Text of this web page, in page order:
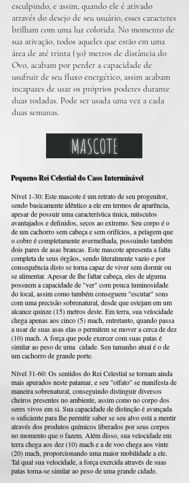
esculpindo, e assim, quando ele é ativado
através do desejo de seu usuário, esses caracteres
brilham com uma luz colorida. No momento de
sua ativação, todos aqueles que estão em uma
área de até trinta (30) metros de distância do
Ovo, acabam por perder a capacidade de
usufruir de seu fluxo energético, assim acabam
incapazes de usar os próprios poderes durante
duas rodadas. Pode ser usada uma vez a cada
duas semanas.
MASCOTE
Pequeno Rei Celestial do Caos Interminável
Nível 1-30: Este mascote é um retrato de seu progenitor,
sendo basicamente idêntico a ele em termos de aparência,
apesar de possuir uma característica única, músculos
avantajados e definidos, secos ao extremo. Seu corpo é o
de um cachorro sem cabeça e sem orifícios, a pelagem que
o cobre é completamente avermelhada, possuindo também
dois pares de asas brancas. Este mascote apresenta a falta
completa de seus órgãos, sendo literalmente vazio e por
consequência disto se torna capaz de viver sem dormir ou
se alimentar. Apesar de lhe faltar cabeça, eles de alguma
possuem a capacidade de "ver" com pouca luminosidade
do local, assim como também conseguem "escutar" sons
com uma precisão sobrenatural, desde que estejam em um
alcance quinze (15) metros deste. Em terra, sua velocidade
chega apenas aos cinco (5) mach, entretanto, quando passa
a usar de suas asas elas o permitem se mover a cerca de dez
(10) mach. A força que pode exercer com suas patas é
similar ao peso de uma cidade. Seu tamanho atual é o de
um cachorro de grande porte.
Nível 31-60: Os sentidos do Rei Celestial se tornam ainda
mais apurados neste patamar, e seu "olfato" se manifesta de
maneira sobrenatural, conseguindo distinguir diversos
cheiros presentes no ambiente, assim como no corpo dos
seres vivos em si. Sua capacidade de distinção é avançada
o suficiente para lhe permitir saber se seu alvo está a mentir
através dos produtos químicos liberados por seus corpos
no momento que o fazem. Além disso, sua velocidade em
terra chega aos dez (10) mach e a de voo chega aos vinte
(20) mach, proporcionando uma maior mobilidade a ele.
Tal qual sua velocidade, a força exercida através de suas
patas torna-se similar ao peso de uma grande cidade.